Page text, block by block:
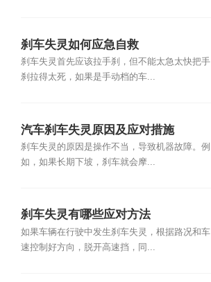
刹车失灵如何应急自救
刹车失灵首先应该拉手刹，但不能太急太快把手
刹拉得太死，如果是手动档的车...
汽车刹车失灵原因及应对措施
刹车失灵的原因是操作不当，导致机器故障。例
如，如果长期下坡，刹车就会摩...
刹车失灵有哪些应对方法
如果车辆在行驶中发生刹车失灵，根据路况和车
速控制好方向，脱开高速挡，同...